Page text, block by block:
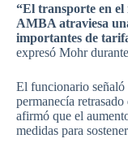
“El transporte en
AMBA atraviesa
importantes de
expresó Mohr
El funcionario señaló
permanecía
afirmó que el
medidas para